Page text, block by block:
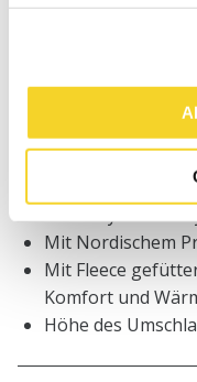
innerhalb
BESCHREIBUNG
Strickmütze für
Mit Nordischem
Mit Fleece
Komfort und
Höhe des